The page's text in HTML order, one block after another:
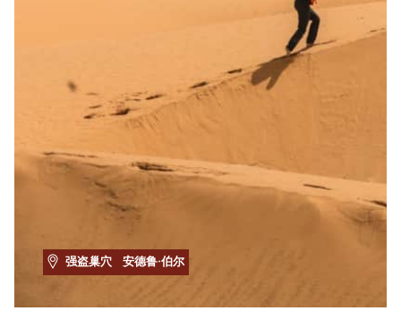
强盗巢穴 安德鲁·伯尔